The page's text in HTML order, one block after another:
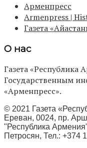
Арменпресс
Armenpress |
Газета
О нас
Газета «Республика
Государственным
«Арменпресс».
© 2021 Газета
Ереван, 0024, пр.
"Республика
Петросян, Тел.: +374